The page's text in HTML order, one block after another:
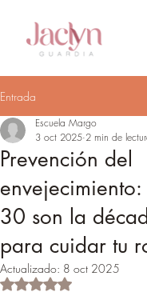
Entrada
Prevención del
30 son la
para cuidar tu
Escuela Margo
3 oct 2025 2 min de
Actualizado: 8 oct 2025
Obtuvo NaN de 5